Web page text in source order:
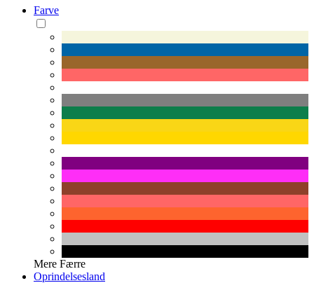
Farve
Mere Færre
Oprindelsesland